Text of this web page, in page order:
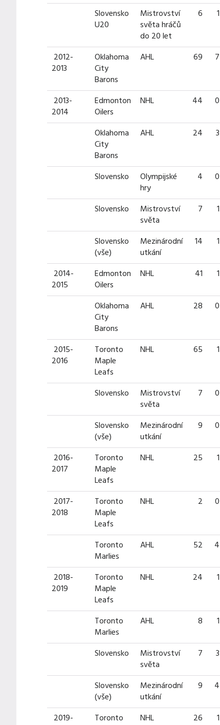
Slovensko
U20
Mistrovství
světa hráčů
do 20 let
6 1
2012-
2013
Oklahoma
City
Barons
AHL 69 7
2013-
2014
Edmonton
Oilers
NHL 44 0
Oklahoma
City
Barons
AHL 24 3
Slovensko
Olympijské
hry
4 0
Slovensko
Mistrovství
světa
7 1
Slovensko
(vše)
Mezinárodní
utkání
14 1
2014-
2015
Edmonton
Oilers
NHL 41 1
Oklahoma
City
Barons
AHL 28 0
2015-
2016
Toronto
Maple
Leafs
NHL 65 1
Slovensko
Mistrovství
světa
7 0
Slovensko
(vše)
Mezinárodní
utkání
9 0
2016-
2017
Toronto
Maple
Leafs
NHL 25 1
2017-
2018
Toronto
Maple
Leafs
NHL 2 0
Toronto
Marlies
AHL 52 4
2018-
2019
Toronto
Maple
Leafs
NHL 24 1
Toronto
Marlies
AHL 8 1
Slovensko
Mistrovství
světa
7 3
Slovensko
(vše)
Mezinárodní
utkání
9 4
2019-
Toronto
NHL 26 1